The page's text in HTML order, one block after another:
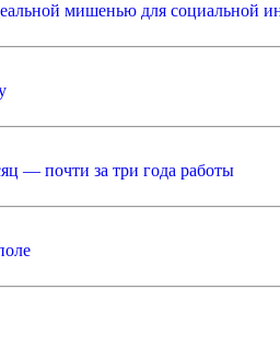
мишенью для социальной
— почти за три года работы